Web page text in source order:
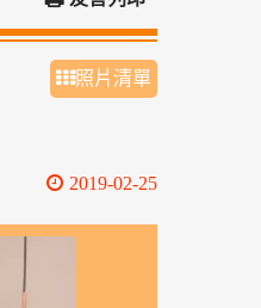
照片清單
2019-02-25